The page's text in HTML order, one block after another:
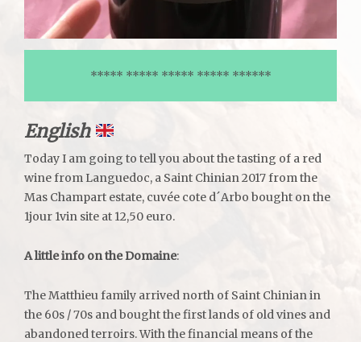
***** ***** ***** ***** ******
English
Today I am going to tell you about the tasting of a red
wine from Languedoc, a Saint Chinian 2017 from the
Mas Champart estate, cuvée cote d´Arbo bought on the
1jour 1vin site at 12,50 euro.
A little info on the Domaine:
The Matthieu family arrived north of Saint Chinian in
the 60s / 70s and bought the first lands of old vines and
abandoned terroirs. With the financial means of the